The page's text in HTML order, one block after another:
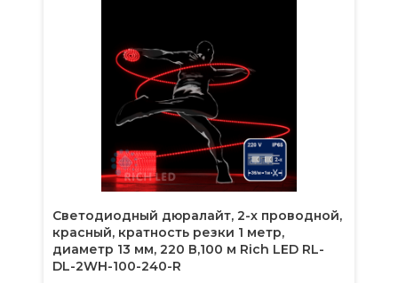
Светодиодный дюралайт, 2-х проводной,
красный, кратность резки 1 метр,
диаметр 13 мм, 220 В,100 м Rich LED RL-
DL-2WH-100-240-R